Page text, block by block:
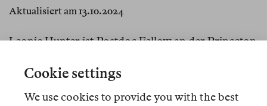
Aktualisiert am 13.10.2024
Leonie Hunter ist Postdoc Fellow an der Princeton
Ästhetik als demokratietheoretischer Traktat
2024 folgteTragischer Liberalismusim Campus
Cookie settings
We use cookies to provide you with the best